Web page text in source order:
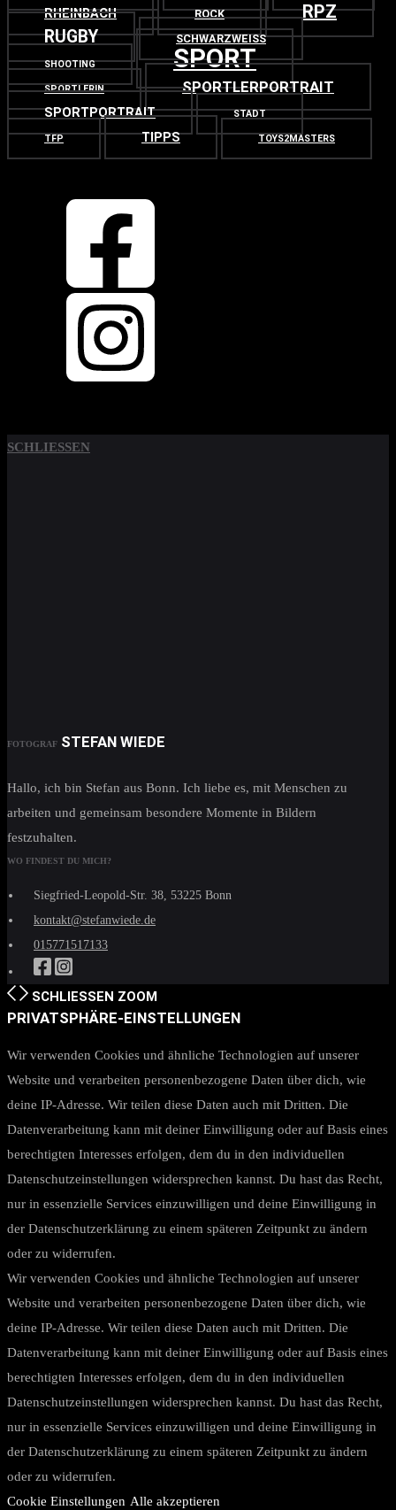
RHEINBACH ROCK RPZ
RUGBY SCHWARZWEISS
SHOOTING SPORT
SPORTLERIN SPORTLERPORTRAIT
SPORTPORTRAIT STADT
TFP TIPPS TOYS2MASTERS
OBEN
SCHLIESSEN
FOTOGRAF STEFAN WIEDE
Hallo, ich bin Stefan aus Bonn. Ich liebe es, mit Menschen zu
arbeiten und gemeinsam besondere Momente in Bildern
festzuhalten.
WO FINDEST DU MICH?
Siegfried-Leopold-Str. 38, 53225 Bonn
kontakt@stefanwiede.de
015771517133
SCHLIESSEN ZOOM
PRIVATSPHÄRE-EINSTELLUNGEN
Wir verwenden Cookies und ähnliche Technologien auf unserer
Website und verarbeiten personenbezogene Daten über dich, wie
deine IP-Adresse. Wir teilen diese Daten auch mit Dritten. Die
Datenverarbeitung kann mit deiner Einwilligung oder auf Basis eines
berechtigten Interesses erfolgen, dem du in den individuellen
Datenschutzeinstellungen widersprechen kannst. Du hast das Recht,
nur in essenzielle Services einzuwilligen und deine Einwilligung in
der Datenschutzerklärung zu einem späteren Zeitpunkt zu ändern
oder zu widerrufen.
Wir verwenden Cookies und ähnliche Technologien auf unserer
Website und verarbeiten personenbezogene Daten über dich, wie
deine IP-Adresse. Wir teilen diese Daten auch mit Dritten. Die
Datenverarbeitung kann mit deiner Einwilligung oder auf Basis eines
berechtigten Interesses erfolgen, dem du in den individuellen
Datenschutzeinstellungen widersprechen kannst. Du hast das Recht,
nur in essenzielle Services einzuwilligen und deine Einwilligung in
der Datenschutzerklärung zu einem späteren Zeitpunkt zu ändern
oder zu widerrufen.
Cookie Einstellungen Alle akzeptieren